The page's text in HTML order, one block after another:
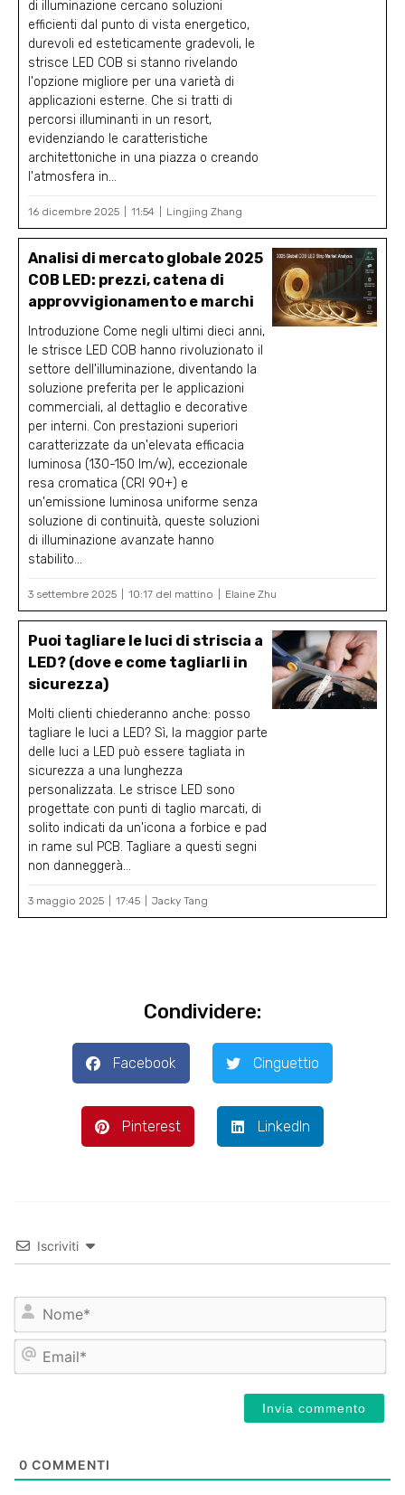
di illuminazione cercano soluzioni
efficienti dal punto di vista energetico,
durevoli ed esteticamente gradevoli, le
strisce LED COB si stanno rivelando
l'opzione migliore per una varietà di
applicazioni esterne. Che si tratti di
percorsi illuminanti in un resort,
evidenziando le caratteristiche
architettoniche in una piazza o creando
l'atmosfera in...
16 dicembre 2025 11:54 Lingjing Zhang
Analisi di mercato globale 2025
COB LED: prezzi, catena di
approvvigionamento e marchi
Introduzione Come negli ultimi dieci anni,
le strisce LED COB hanno rivoluzionato il
settore dell'illuminazione, diventando la
soluzione preferita per le applicazioni
commerciali, al dettaglio e decorative
per interni. Con prestazioni superiori
caratterizzate da un'elevata efficacia
luminosa (130-150 lm/w), eccezionale
resa cromatica (CRI 90+) e
un'emissione luminosa uniforme senza
soluzione di continuità, queste soluzioni
di illuminazione avanzate hanno
stabilito...
3 settembre 2025 10:17 del mattino Elaine Zhu
Puoi tagliare le luci di striscia a
LED? (dove e come tagliarli in
sicurezza)
Molti clienti chiederanno anche: posso
tagliare le luci a LED? Sì, la maggior parte
delle luci a LED può essere tagliata in
sicurezza a una lunghezza
personalizzata. Le strisce LED sono
progettate con punti di taglio marcati, di
solito indicati da un'icona a forbice e pad
in rame sul PCB. Tagliare a questi segni
non danneggerà...
3 maggio 2025 17:45 Jacky Tang
Condividere:
Facebook Cinguettio
Pinterest LinkedIn
Iscriviti
0 COMMENTI